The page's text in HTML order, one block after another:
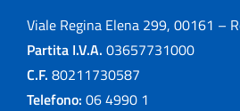
Viale Regina Elena 299, 00161 –
Partita I.V.A. 03657731000
C.F. 80211730587
Telefono: 06 4990 1